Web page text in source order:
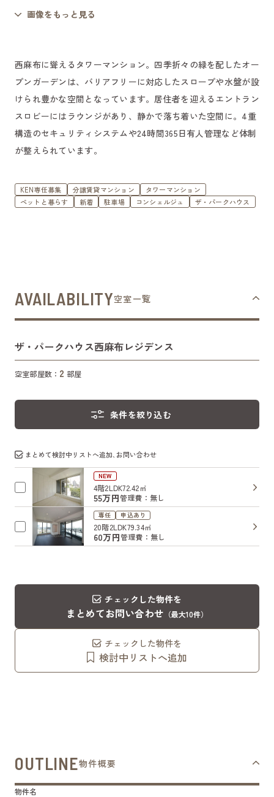
画像をもっと見る
西麻布に聳えるタワーマンション。四季折々の緑を配したオー
プンガーデンは、バリアフリーに対応したスロープや水盤が設
けられ豊かな空間となっています。居住者を迎えるエントラン
スロビーにはラウンジがあり、静かで落ち着いた空間に。4重
構造のセキュリティシステムや24時間365日有人管理など体制
が整えられています。
KEN専任募集 分譲賃貸マンション
タワーマンション
ペットと暮らす
新着 駐車場 コンシェルジュ ザ・パークハウス
AVAILABILITY空室一覧
ザ・パークハウス西麻布レジデンス
空室部屋数： 2 部屋
条件を絞り込む
まとめて検討中リストへ追加､お問い合わせ
NEW
4階2LDK72.42㎡
55万円管理費：無し
専任 申込あり
20階2LDK79.34㎡
60万円管理費：無し
チェックした物件を
まとめてお問い合わせ （最大10件）
チェックした物件を
検討中リストへ追加
OUTLINE物件概要
物件名